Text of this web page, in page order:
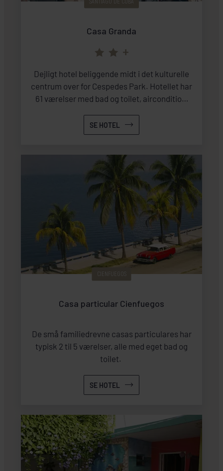
Casa Granda
+
Dejligt hotel beliggende midt i det kulturelle
centrum over for Cespedes Park. Hotellet har
61 værelser med bad og toilet, aircondition,
balkon.Hotellet har egen restaurant, café og
bar på tag-terrassen med pragtfuld udsigt
SE HOTEL
CIENFUEGOS
Casa particular Cienfuegos
De små familiedrevne casas particulares har
typisk 2 til 5 værelser, alle med eget bad og
toilet.
SE HOTEL